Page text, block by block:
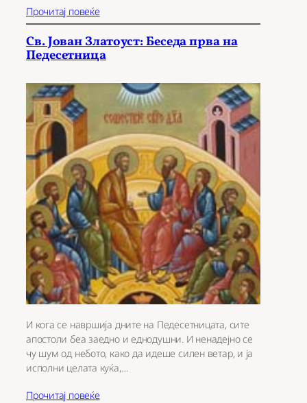
Прочитај повеќе
Св. Јован Златоуст: Беседа прва на
Педесетница
И кога се навршија дните на Педесетницата, сите
апостоли беа заедно и еднодушни. И ненадејно се
чу шум од небото, како да идеше силен ветар, и ја
исполни целата куќа,…
Прочитај повеќе